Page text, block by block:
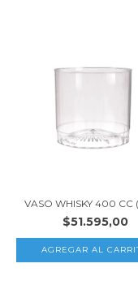
VASO WHISKY 400 CC
$51.595,00